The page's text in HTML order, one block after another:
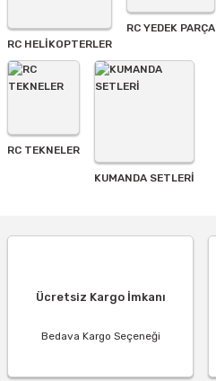
Gönder
RC HELİKOPTERLER
RC YEDEK PARÇA
RC TEKNELER
KUMANDA SETLERİ
Ücretsiz Kargo İmkanı
Bedava Kargo Seçeneği